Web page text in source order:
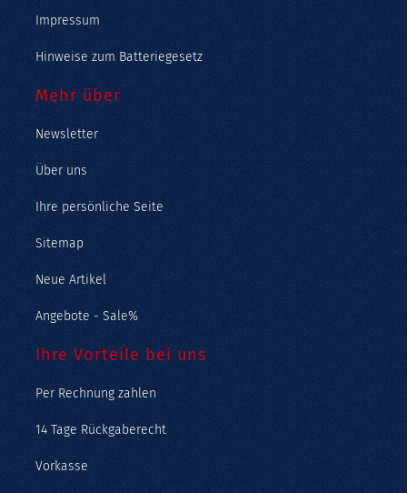
Impressum
Hinweise zum Batteriegesetz
Mehr über
Newsletter
Über uns
Ihre persönliche Seite
Sitemap
Neue Artikel
Angebote - Sale%
Ihre Vorteile bei uns
Per Rechnung zahlen
14 Tage Rückgaberecht
Vorkasse